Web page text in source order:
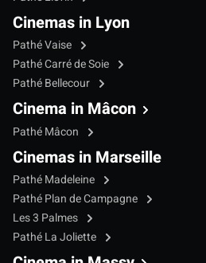
Cinemas in Lyon
Pathé Vaise
Pathé Carré de Soie
Pathé Bellecour
Cinema in Mâcon
Pathé Mâcon
Cinemas in Marseille
Pathé Madeleine
Pathé Plan de Campagne
Les 3 Palmes
Pathé La Joliette